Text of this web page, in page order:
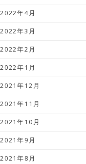
2022年4月
2022年3月
2022年2月
2022年1月
2021年12月
2021年11月
2021年10月
2021年9月
2021年8月